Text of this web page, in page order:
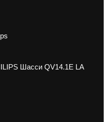
Шасси QV14.1E LA